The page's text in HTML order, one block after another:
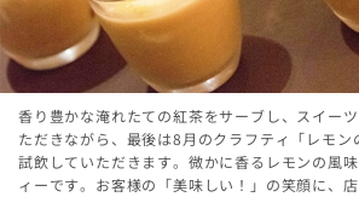
香り豊かな淹れたての紅茶をサーブし、スイー
ただきながら、最後は8月のクラフティ「レモン
試飲していただきます。微かに香るレモンの風
ィーです。お客様の「美味しい！」の笑顔に、店